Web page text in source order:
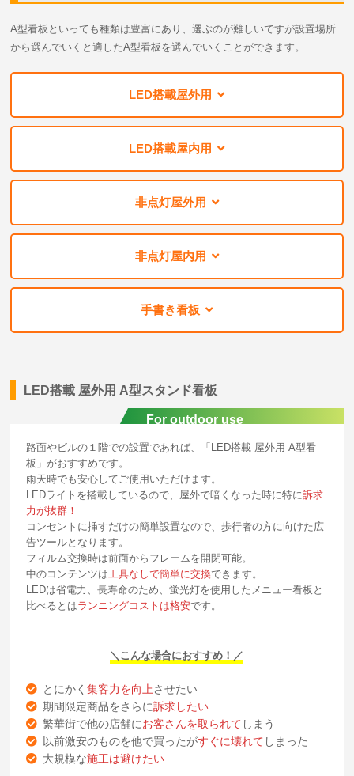
A型看板といっても種類は豊富にあり、選ぶのが難しいですが設置場所
から選んでいくと適したA型看板を選んでいくことができます。
LED搭載屋外用
LED搭載屋内用
非点灯屋外用
非点灯屋内用
手書き看板
LED搭載 屋外用 A型スタンド看板
For outdoor use
路面やビルの１階での設置であれば、「LED搭載 屋外用 A型看
板」がおすすめです。
雨天時でも安心してご使用いただけます。
LEDライトを搭載しているので、屋外で暗くなった時に特に訴求
力が抜群！
コンセントに挿すだけの簡単設置なので、歩行者の方に向けた広
告ツールとなります。
フィルム交換時は前面からフレームを開閉可能。
中のコンテンツは工具なしで簡単に交換できます。
LEDは省電力、長寿命のため、蛍光灯を使用したメニュー看板と
比べるとはランニングコストは格安です。
＼こんな場合におすすめ！／
とにかく集客力を向上 させたい
期間限定商品をさらに訴求したい
繁華街で他の店舗にお客さんを取られて しまう
以前激安のものを他で買ったがすぐに壊れて しまった
大規模な施工は避けたい